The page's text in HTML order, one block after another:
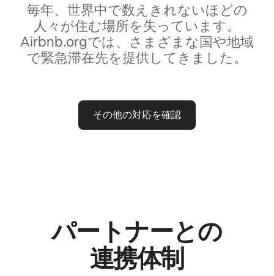
毎年、世界中で数えきれないほどの
人々が住む場所を失っています。
Airbnb.orgでは、さまざまな国や地域
で緊急滞在先を提供してきました。
その他の対応を確認
パートナーとの
連⁠携⁠体⁠制